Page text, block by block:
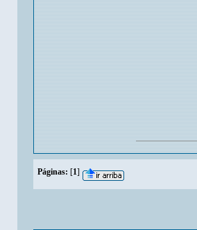
Páginas: [1]